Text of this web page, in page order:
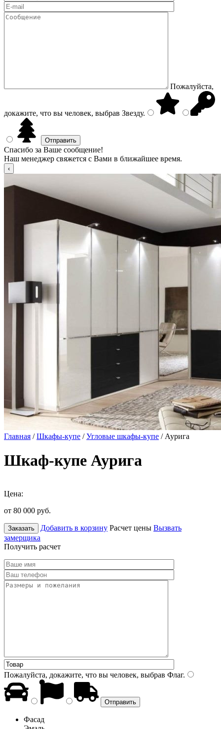
Пожалуйста,
докажите, что вы человек, выбрав Звезду.
Спасибо за Ваше сообщение!
Наш менеджер свяжется с Вами в ближайшее время.
Главная /Шкафы-купе /Угловые шкафы-купе / Аурига
Шкаф-купе Аурига
Цена:
от 80 000 руб.
Заказать Добавить в корзину Расчет цены Вызвать
замерщика
Получить расчет
Пожалуйста, докажите, что вы человек, выбрав Флаг.
Фасад